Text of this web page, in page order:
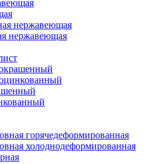
нержавеющая
нержавеющая
горячедеформированная
холоднодеформированная